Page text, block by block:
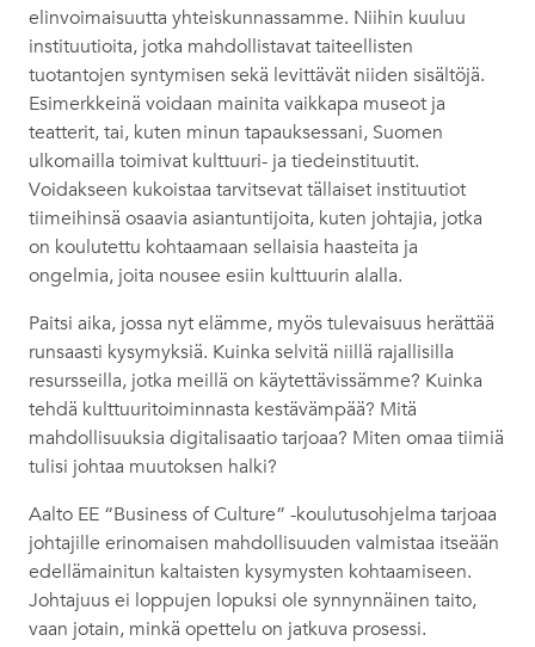
elinvoimaisuutta yhteiskunnassamme. Niihin kuuluu
instituutioita, jotka mahdollistavat taiteellisten
tuotantojen syntymisen sekä levittävät niiden sisältöjä.
Esimerkkeinä voidaan mainita vaikkapa museot ja
teatterit, tai, kuten minun tapauksessani, Suomen
ulkomailla toimivat kulttuuri- ja tiedeinstituutit.
Voidakseen kukoistaa tarvitsevat tällaiset instituutiot
tiimeihinsä osaavia asiantuntijoita, kuten johtajia, jotka
on koulutettu kohtaamaan sellaisia haasteita ja
ongelmia, joita nousee esiin kulttuurin alalla.
Paitsi aika, jossa nyt elämme, myös tulevaisuus herättää
runsaasti kysymyksiä. Kuinka selvitä niillä rajallisilla
resursseilla, jotka meillä on käytettävissämme? Kuinka
tehdä kulttuuritoiminnasta kestävämpää? Mitä
mahdollisuuksia digitalisaatio tarjoaa? Miten omaa tiimiä
tulisi johtaa muutoksen halki?
Aalto EE “Business of Culture” -koulutusohjelma tarjoaa
johtajille erinomaisen mahdollisuuden valmistaa itseään
edellämainitun kaltaisten kysymysten kohtaamiseen.
Johtajuus ei loppujen lopuksi ole synnynnäinen taito,
vaan jotain, minkä opettelu on jatkuva prosessi.